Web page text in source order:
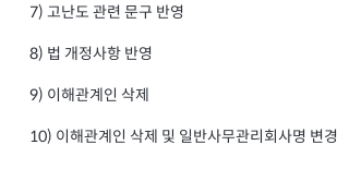
7) 고난도 관련 문구 반영
8) 법 개정사항 반영
9) 이해관계인 삭제
10) 이해관계인 삭제 및 일반사무관리회사명 변경